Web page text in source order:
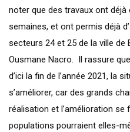
noter que des travaux ont déjà
semaines, et ont permis déjà
secteurs 24 et 25 de la ville
Ousmane Nacro. Il rassure
d’ici la fin de l’année 2021, la
s’améliorer, car des grands
réalisation et l’amélioration
populations pourraient elles-